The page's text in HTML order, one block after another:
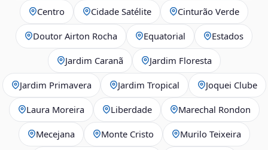
Centro Cidade Satélite Cinturão Verde
Doutor Airton Rocha Equatorial Estados
Jardim Caranã Jardim Floresta
Jardim Primavera Jardim Tropical Joquei Clube
Laura Moreira Liberdade Marechal Rondon
Mecejana Monte Cristo Murilo Teixeira